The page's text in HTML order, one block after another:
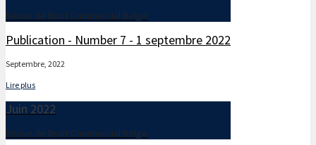
Revue de Droit Commercial Belge
Publication - Number 7 - 1 septembre 2022
Septembre, 2022
Lire plus
Juin 2022
Revue de Droit Commercial Belge